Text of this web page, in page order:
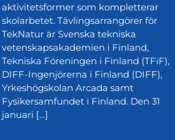
aktivitetsformer som kompletterar
skolarbetet. Tävlingsarrangörer för
TekNatur är Svenska tekniska
vetenskapsakademien i Finland,
Tekniska Föreningen i Finland (TFiF),
DIFF-Ingenjörerna i Finland (DIFF),
Yrkeshögskolan Arcada samt
Fysikersamfundet i Finland. Den 31
januari […]